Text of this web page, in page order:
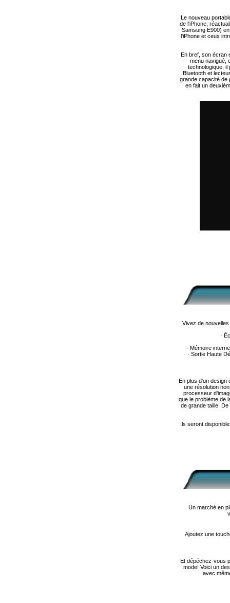
Le nouveau
de l'iPhone,
Samsung E900)
l'iPhone et ceux
En bref, son écran
menu navigué,
technologique, il
Bluetooth et
grande capacité de
en fait un
Vivez de
·
· Mémoire
· Sortie Haute
En plus d'un design
une résolution
processeur
que le problème de
de grande taille.
Ils seront
Un marché en
Ajoutez une
Et dépéchez-vous
mode! Voici un
avec